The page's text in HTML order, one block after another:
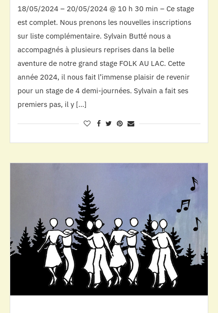
18/05/2024 – 20/05/2024 @ 10 h 30 min – Ce stage
est complet. Nous prenons les nouvelles inscriptions
sur liste complémentaire. Sylvain Butté nous a
accompagnés à plusieurs reprises dans la belle
aventure de notre grand stage FOLK AU LAC. Cette
année 2024, il nous fait l’immense plaisir de revenir
pour un stage de 4 demi-journées. Sylvain a fait ses
premiers pas, il y […]